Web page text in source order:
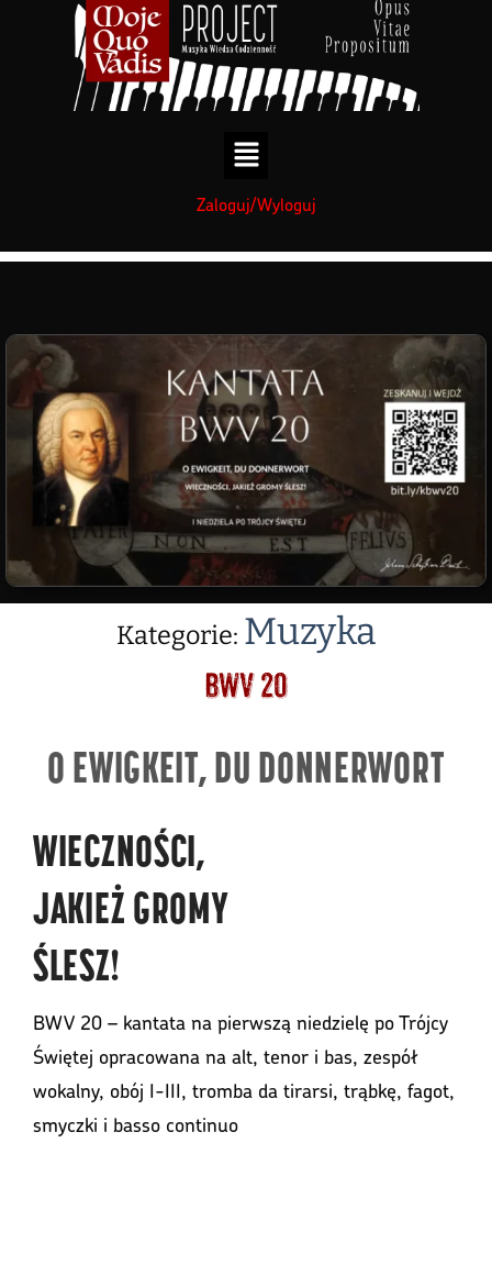
Zaloguj/Wyloguj
Strona główna Termin wiki: BWV 20
Kategorie: Muzyka
BWV 20
O EWIGKEIT, DU DONNERWORT
WIECZNOŚCI,
JAKIEŻ GROMY
ŚLESZ!
BWV 20 – kantata na pierwszą niedzielę po Trójcy
Świętej opracowana na alt, tenor i bas, zespół
wokalny, obój I-III, tromba da tirarsi, trąbkę, fagot,
smyczki i basso continuo